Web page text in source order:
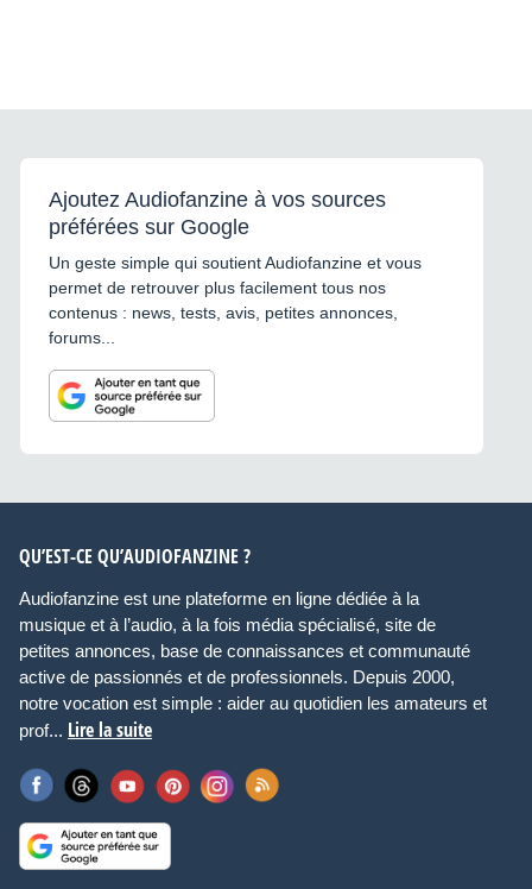
Ajoutez Audiofanzine à vos sources
préférées sur Google
Un geste simple qui soutient Audiofanzine et vous
permet de retrouver plus facilement tous nos
contenus : news, tests, avis, petites annonces,
forums...
QU’EST-CE QU’AUDIOFANZINE ?
Audiofanzine est une plateforme en ligne dédiée à la
musique et à l’audio, à la fois média spécialisé, site de
petites annonces, base de connaissances et communauté
active de passionnés et de professionnels. Depuis 2000,
notre vocation est simple : aider au quotidien les amateurs et
prof... Lire la suite